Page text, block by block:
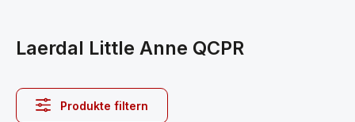
Laerdal Little Anne QCPR
Produkte filtern